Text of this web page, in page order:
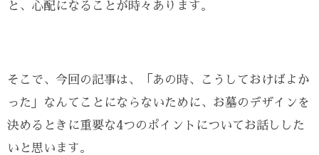
と、心配になることが時々あります。
そこで、今回の記事は、「あの時、こうしておけばよか
った」なんてことにならないために、お墓のデザインを
決めるときに重要な4つのポイントについてお話しした
いと思います。